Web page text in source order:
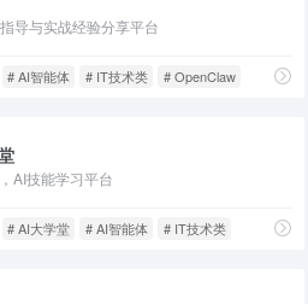
导与实战经验分享平台
# AI智能体 # IT技术类 # OpenClaw
AI技能学习平台
# AI大学堂 # AI智能体 # IT技术类